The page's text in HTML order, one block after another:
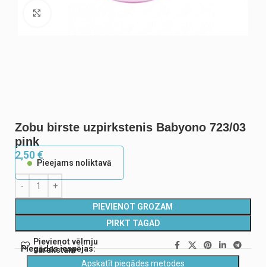
Zobu birste uzpirkstenis Babyono 723/03
pink
2,50€
Pieejams noliktavā
PIEVIENOT GROZAM
PIRKT TAGAD
Pievienot vēlmju
sarakstam
Piegādes iespējas:
Apskatīt piegādes metodes